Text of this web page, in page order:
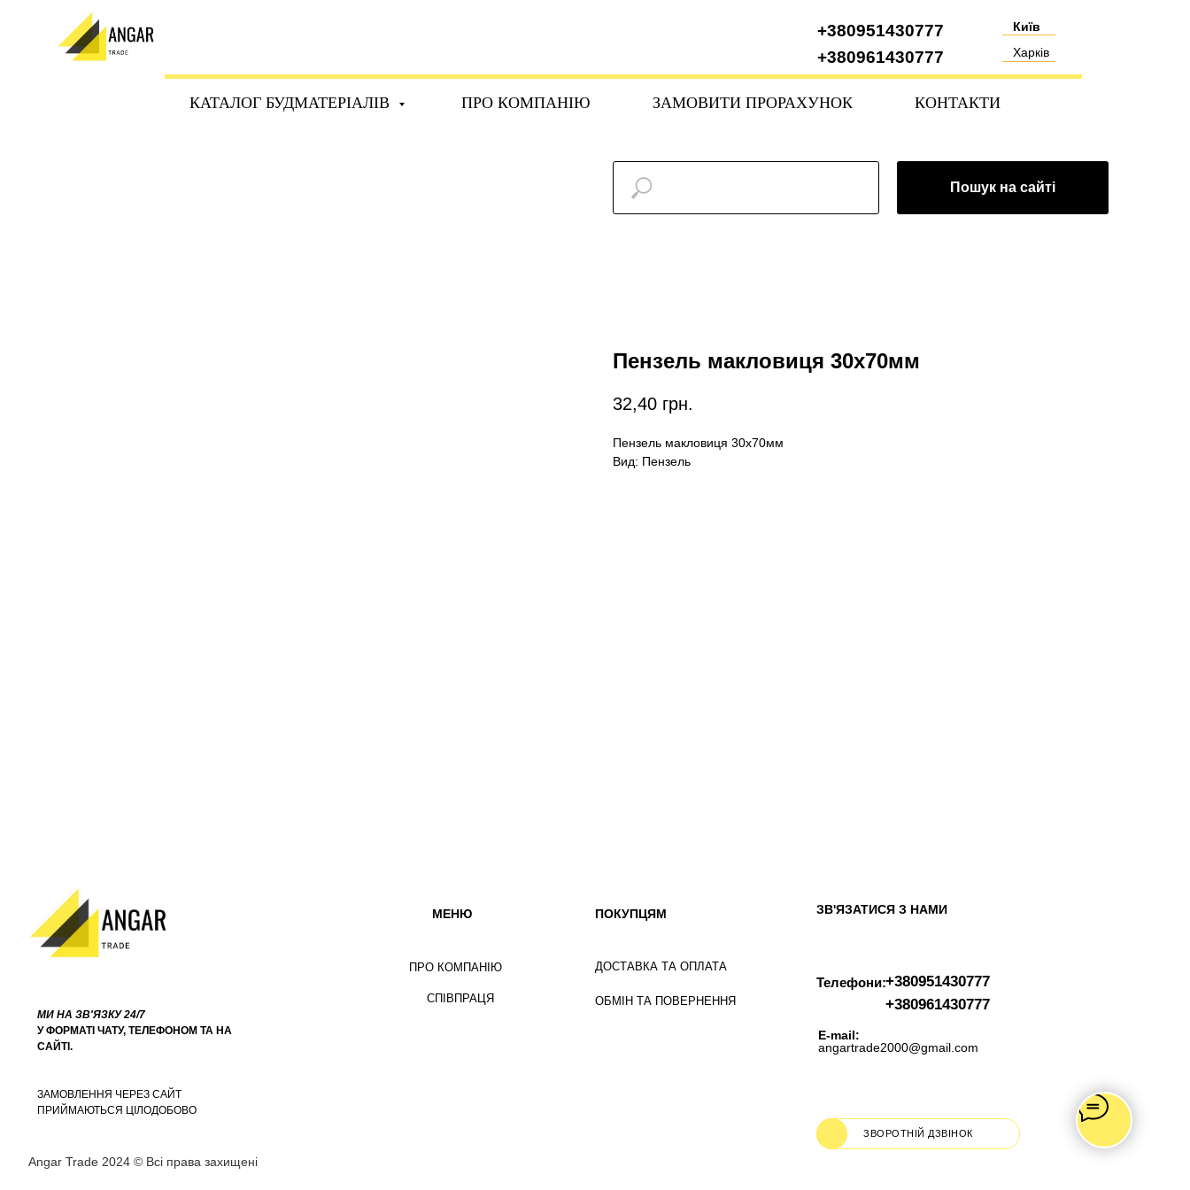
+380961430777
+380951430777
Київ
Харків
КАТАЛОГ БУДМАТЕРІАЛІВ ПРО КОМПАНІЮ ЗАМОВИТИ ПРОРАХУНОК КОНТАКТИ
Пошук на сайті
Пензель макловиця 30х70мм
32,40 грн.
Пензель макловиця 30х70мм
Вид: Пензель
Angar Trade 2024 © Всі права захищені
ПРО КОМПАНІЮ
СПІВПРАЦЯ
ДОСТАВКА ТА ОПЛАТА
ОБМІН ТА ПОВЕРНЕННЯ
ПОКУПЦЯМ
МИ НА ЗВ'ЯЗКУ 24/7
У ФОРМАТІ ЧАТУ, ТЕЛЕФОНОМ ТА НА
САЙТІ.
ЗВ'ЯЗАТИСЯ З НАМИ
Телефони:
МЕНЮ
E-mail:
angartrade2000@gmail.com
ЗВОРОТНІЙ ДЗВІНОК
ЗАМОВЛЕННЯ ЧЕРЕЗ САЙТ
ПРИЙМАЮТЬСЯ ЦІЛОДОБОВО
+380951430777
+380961430777